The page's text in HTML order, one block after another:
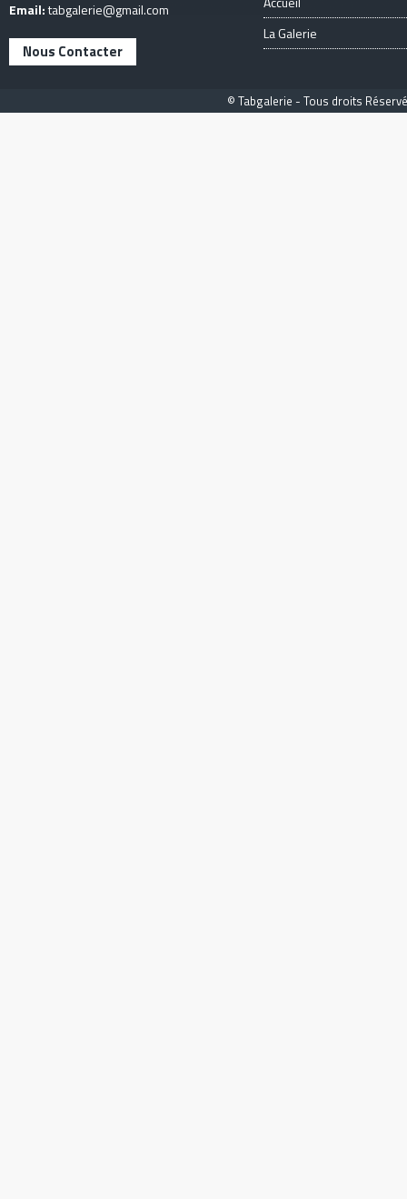
Email:tabgalerie@gmail.com
Nous Contacter
La Galerie
© Tabgalerie - Tous droits